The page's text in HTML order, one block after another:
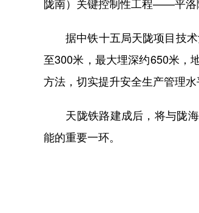
据中铁十五局天陇项目技术
至300米，最大埋深约650米，
方法，切实提升安全生产管理水
天陇铁路建成后，将与陇海
能的重要一环。